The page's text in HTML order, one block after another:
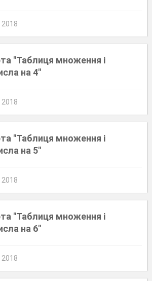
"Таблиця множення і
на 4"
"Таблиця множення і
на 5"
"Таблиця множення і
на 6"